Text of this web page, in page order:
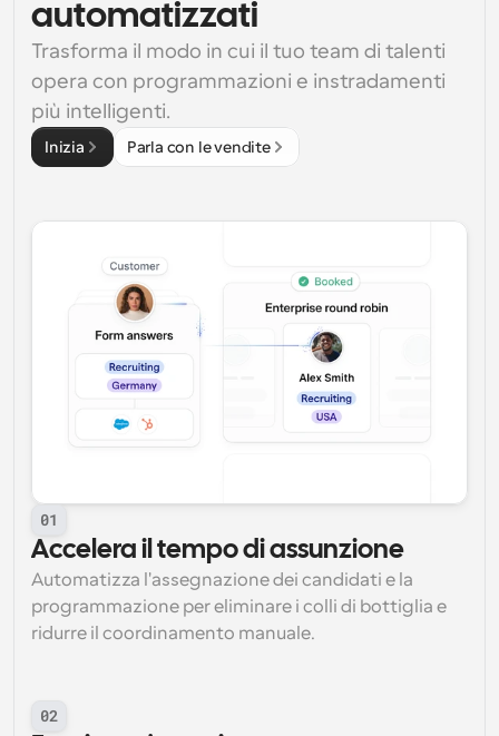
automatizzati
Trasforma il modo in cui il tuo team di talenti
opera con programmazioni e instradamenti
più intelligenti.
Inizia Parla con le vendite
01
Accelera il tempo di assunzione
Automatizza l'assegnazione dei candidati e la
programmazione per eliminare i colli di bottiglia e
ridurre il coordinamento manuale.
02